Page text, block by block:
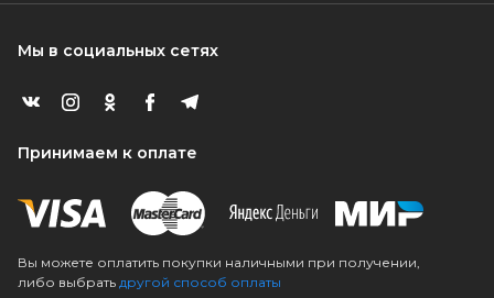
Мы в социальных сетях
Принимаем к оплате
Вы можете оплатить покупки наличными при получении,
либо выбрать другой способ оплаты